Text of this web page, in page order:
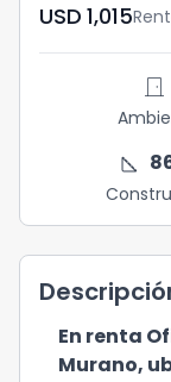
USD	1,015
door_front
square_foot
En renta
Murano,